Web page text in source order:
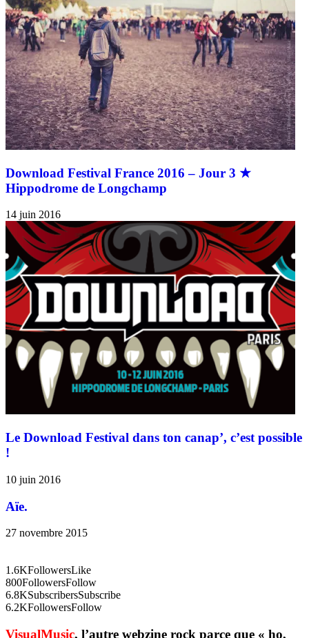
Download Festival France 2016 – Jour 3 ★
Hippodrome de Longchamp
14 juin 2016
Le Download Festival dans ton canap’, c’est possible
!
10 juin 2016
Aïe.
27 novembre 2015
1.6KFollowersLike
800FollowersFollow
6.8KSubscribersSubscribe
6.2KFollowersFollow
VisualMusic, l’autre webzine rock parce que « ho,